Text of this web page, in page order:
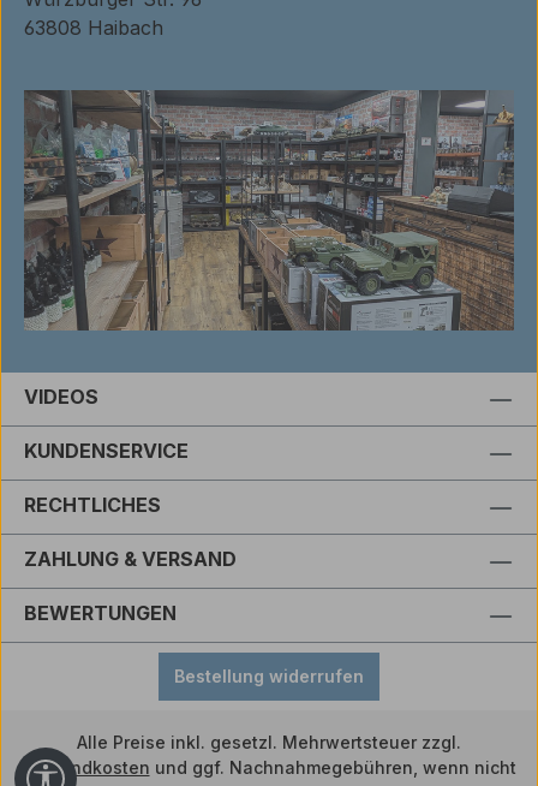
63808 Haibach
VIDEOS
KUNDENSERVICE
RECHTLICHES
ZAHLUNG & VERSAND
BEWERTUNGEN
Bestellung widerrufen
Alle Preise inkl. gesetzl. Mehrwertsteuer zzgl.
Versandkosten und ggf. Nachnahmegebühren, wenn nicht
Werkzeugleiste anzeigen